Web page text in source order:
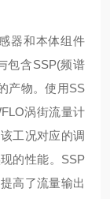
器和本体组件
包含SSP(频谱
产物。使用SS
涡街流量计
工况对应的调
的性能。SSP
高了流量输出